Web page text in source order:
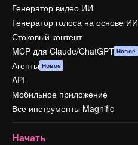
Генератор видео ИИ
Генератор голоса на основе ИИ
Стоковый контент
MCP для Claude/ChatGPT Новое
Агенты Новое
API
Мобильное приложение
Все инструменты Magnific
Начать